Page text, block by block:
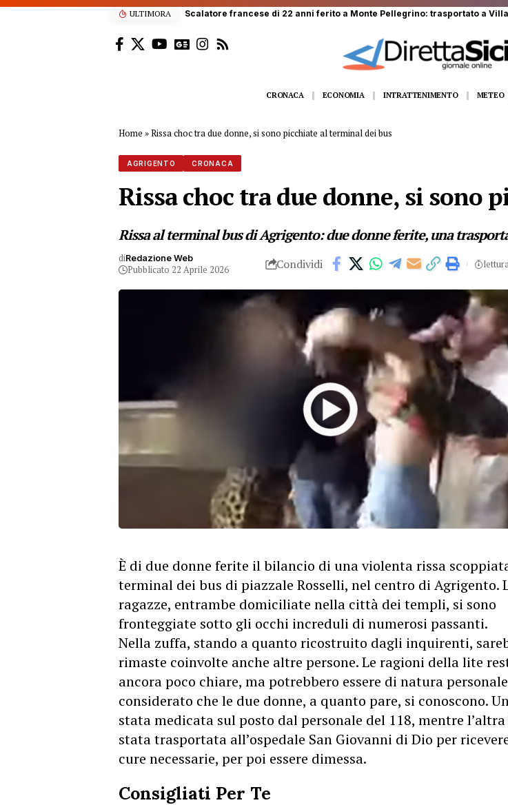
ULTIMORA
CRONACA ECONOMIA INTRATTENIMENTO METEO
Home »Rissa choc tra due donne, si sono picchiate al terminal dei bus
AGRIGENTO CRONACA
Rissa choc tra due donne, si sono
Rissa al terminal bus di Agrigento: due donne ferite, una
diRedazione Web
Pubblicato 22 Aprile 2026 Condividi
È di due donne ferite il bilancio di una violenta rissa
terminal dei bus di piazzale Rosselli, nel centro di Agrigento.
ragazze, entrambe domiciliate nella città dei templi, si sono
fronteggiate sotto gli occhi increduli di numerosi passanti.
Nella zuffa, stando a quanto ricostruito dagli inquirenti,
rimaste coinvolte anche altre persone. Le ragioni della lite
ancora poco chiare, ma potrebbero essere di natura
considerato che le due donne, a quanto pare, si conoscono.
stata medicata sul posto dal personale del 118, mentre l’altra
stata trasportata all’ospedale San Giovanni di Dio per
cure necessarie, per poi essere dimessa.
Consigliati Per Te